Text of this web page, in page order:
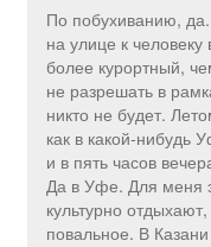
По побухиванию,
на улице к
более курортный,
не разрешать в
никто не будет.
как в какой-нибудь
и в пять часов
Да в Уфе. Для меня
культурно
повальное. В